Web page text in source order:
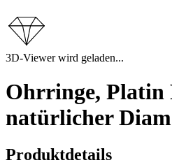
3D-Viewer wird geladen...
Ohrringe, Platin
natürlicher
Produktdetails